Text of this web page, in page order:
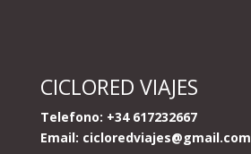
CICLORED VIAJES
Telefono: +34 617232667
Email: cicloredviajes@gmail.com